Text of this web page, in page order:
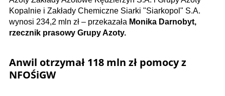
Kopalnie i Zakłady Chemiczne Siarki "Siarkopol" S.A.
wynosi 234,2 mln zł – przekazała Monika Darnobyt,
rzecznik prasowy Grupy Azoty.
Anwil otrzymał 118 mln zł pomocy z
NFOŚiGW